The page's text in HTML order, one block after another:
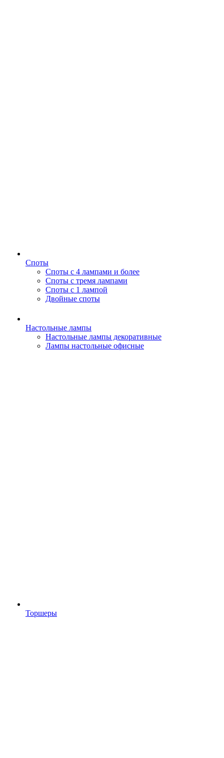
Споты
Споты с 4 лампами и более
Споты с тремя лампами
Споты с 1 лампой
Двойные споты
Настольные лампы
Настольные лампы декоративные
Лампы настольные офисные
Торшеры